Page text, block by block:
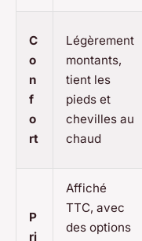
C
o
n
f
o
rt
Légèrement
montants,
tient les
pieds et
chevilles au
chaud
P
ri
Affiché
TTC, avec
des options